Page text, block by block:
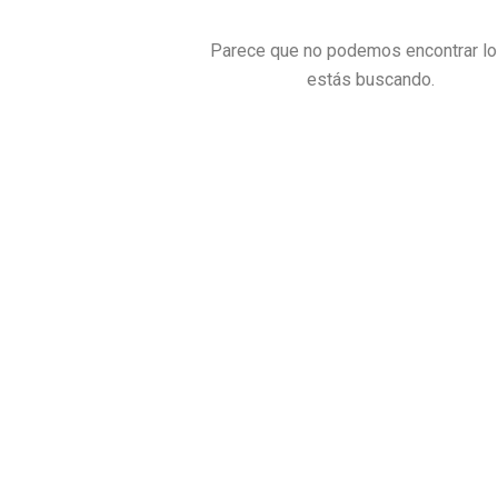
Parece que no podemos encontrar
estás buscando.